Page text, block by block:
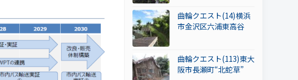
曲輪クエスト(14)横浜
市金沢区六浦東高谷
曲輪クエスト(113)東大
阪市長瀬町“北蛇草”